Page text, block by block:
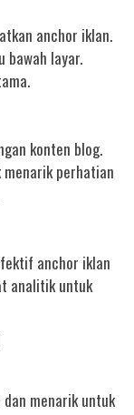
anchor iklan.
bawah layar.
konten blog.
menarik perhatian
anchor iklan
analitik untuk
dan menarik untuk